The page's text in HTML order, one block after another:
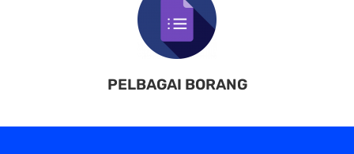
PELBAGAI BORANG